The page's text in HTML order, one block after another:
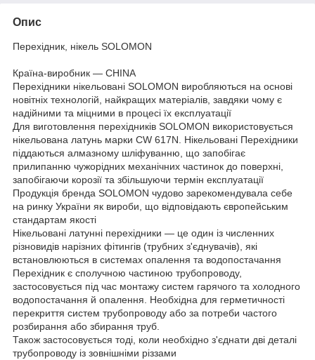
Опис
Перехідник, нікель SOLOMON
Країна-виробник — CHINA
Перехідники нікельовані SOLOMON виробляються на основі
новітніх технологій, найкращих матеріалів, завдяки чому є
надійними та міцними в процесі їх експлуатації
Для виготовлення перехідників SOLOMON використовується
нікельована латунь марки CW 617N. Нікельовані Перехідники
піддаються алмазному шліфуванню, що запобігає
прилипанню чужорідних механічних частинок до поверхні,
запобігаючи корозії та збільшуючи термін експлуатації
Продукція бренда SOLOMON чудово зарекомендувала себе
на ринку України як вироби, що відповідають європейським
стандартам якості
Нікельовані латунні перехідники — це один із численних
різновидів нарізних фітингів (трубних з'єднувачів), які
встановлюються в системах опалення та водопостачання
Перехідник є сполучною частиною трубопроводу,
застосовується під час монтажу систем гарячого та холодного
водопостачання й опалення. Необхідна для герметичності
перекриття систем трубопроводу або за потреби частого
розбирання або збирання труб.
Також застосовується тоді, коли необхідно з'єднати дві деталі
трубопроводу із зовнішніми різзами